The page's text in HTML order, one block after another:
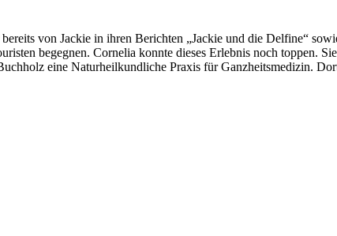
von Jackie in ihren Berichten „Jackie und die Delfine“
begegnen. Cornelia konnte dieses Erlebnis noch toppen.
eine Naturheilkundliche Praxis für Ganzheitsmedizin.